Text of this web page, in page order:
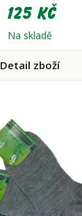
125 Kč
Na skladě
Detail zboží